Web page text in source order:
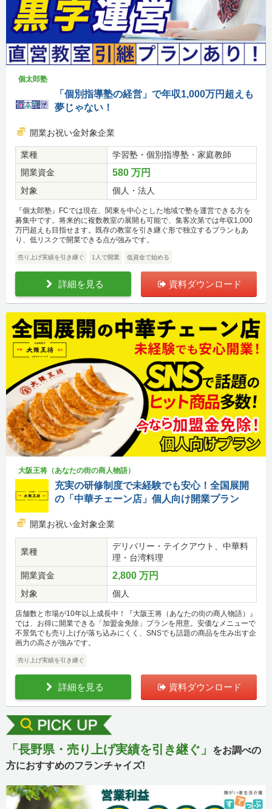
個太郎塾
「個別指導塾の経営」で年収1,000万円超えも
夢じゃない！
開業お祝い金対象企業
業種
学習塾・個別指導塾・家庭教師
開業資金
580 万円
対象 個人・法人
『個太郎塾』FCでは現在、関東を中心とした地域で塾を運営できる方を
募集中です。将来的に複数教室の展開も可能で、集客次第では年収1,000
万円超えも目指せます。既存の教室を引き継ぐ形で独立するプランもあ
り、低リスクで開業できる点が強みです。
売り上げ実績を引き継ぐ 1人で開業 低資金で始める
詳細を見る 資料ダウンロード
大阪王将（あなたの街の商人物語）
充実の研修制度で未経験でも安心！全国展開
の「中華チェーン店」個人向け開業プラン
開業お祝い金対象企業
業種
デリバリー・テイクアウト、中華料
理・台湾料理
開業資金
2,800 万円
対象 個人
店舗数と市場が10年以上成長中！『大阪王将（あなたの街の商人物語）』
では、お得に開業できる「加盟金免除」プランを用意。安価なメニューで
不景気でも売り上げが落ち込みにくく、SNSでも話題の商品を生み出す企
画力の高さが強みです。
売り上げ実績を引き継ぐ
詳細を見る 資料ダウンロード
「長野県・売り上げ実績を引き継ぐ」
をお調べの
方におすすめのフランチャイズ!